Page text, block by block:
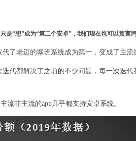
“想”成为“第二个安卓”，我们现在也可以预言鸿
了老迈的塞班系统成为第一，变成了主流
代都解决了之前的不少问题，每一次迭代
流非主流的app几乎都支持安卓系统。